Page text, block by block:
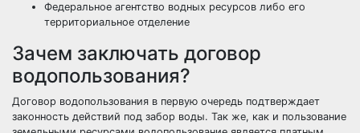
Федеральное агентство водных ресурсов либо его
территориальное отделение
Зачем заключать договор
водопользования?
Договор водопользования в первую очередь подтверждает
законность действий под забор воды. Так же, как и пользование